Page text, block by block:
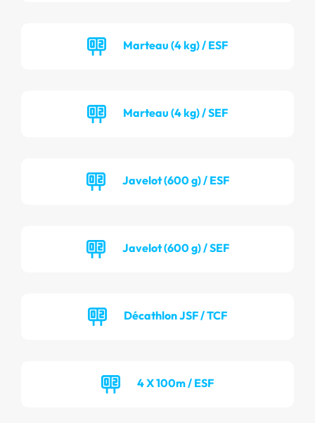
Marteau (4 kg) / ESF
Marteau (4 kg) / SEF
Javelot (600 g) / ESF
Javelot (600 g) / SEF
Décathlon JSF / TCF
4 X 100m / ESF